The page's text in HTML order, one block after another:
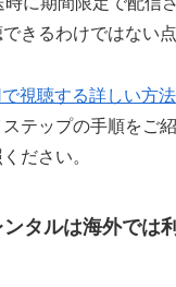
きるわけではない
視聴する詳しい方法
テップの手順をご
ださい。
タルは海外では